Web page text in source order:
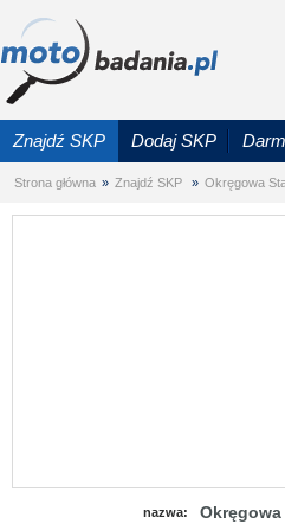
Znajdź SKP Dodaj SKP
Strona główna » Znajdź SKP » Okręgowa
nazwa: